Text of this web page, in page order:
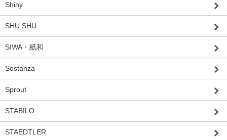
Shiny
SHU SHU
SIWA・紙和
Sostanza
Sprout
STABILO
STAEDTLER